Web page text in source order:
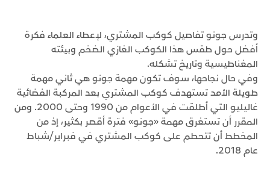
وتدرس جونو تفاصيل كوكب المشتري، لإعطاء العلماء فكرة
أفضل حول طقس هذا الكوكب الغازي الضخم وبيئته
المغناطيسية وتاريخ تشكله.
وفي حال نجاحها، سوف تكون مهمة جونو هي ثاني مهمة
طويلة الأمد تستهدف كوكب المشتري بعد المركبة الفضائية
غاليليو التي أطلقت في الأعوام من 1990 وحتى 2000. ومن
المقرر أن تستغرق مهمة «جونو» فترة أقصر بكثير، إذ من
المخطط أن تتحطم على كوكب المشتري في فبراير/شباط
عام 2018.